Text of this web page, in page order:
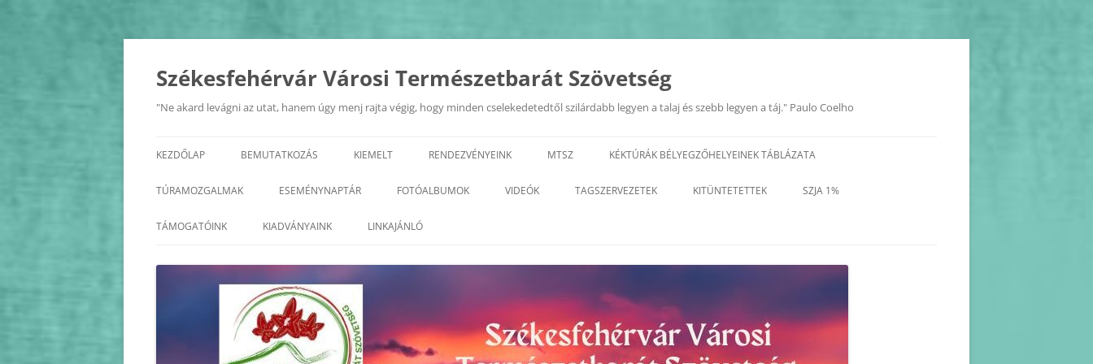
Kilépés
tartalomba
Székesfehérvár Városi Természetbarát Szövetség
"Ne akard levágni az utat, hanem úgy menj rajta végig, hogy minden cselekedetedtől szilárdabb legyen a talaj és szebb legyen a táj." Paulo Coelho
KEZDŐLAP BEMUTATKOZÁS
A SZÖVETSÉG
ALAPSZABÁLY
KÖZHASZNÚSÁGI JELENTÉS
2022
2021
KIEMELT RENDEZVÉNYEINK
EURÓPAI MOBILITÁSI HÉT
TERMÉSZETI ÉRTÉKEK A KIRÁLYOK
MTSZ KÉKTÚRÁK BÉLYEGZŐHELYEINEK TÁBLÁZATA
TÚRAMOZGALMAK
BALATON KÖRTÚRA
FEJÉR MEGYE KASTÉLYAI
FEJÉR MEGYE KERÉKPÁROS
ESEMÉNYNAPTÁR
2026
2024
2023
2022
FOTÓALBUMOK
2026
2023
2022
VIDEÓK TAGSZERVEZETEK
GYÖNGYVIRÁG TE
KORÁBBI HAVI PROGRAM
TERVEZETEK(2025-2017)
TELEKI TTE– TETETE
KITÜNTETETTEK SZJA 1%
TÁMOGATÓINK KIADVÁNYAINK LINKAJÁNLÓ